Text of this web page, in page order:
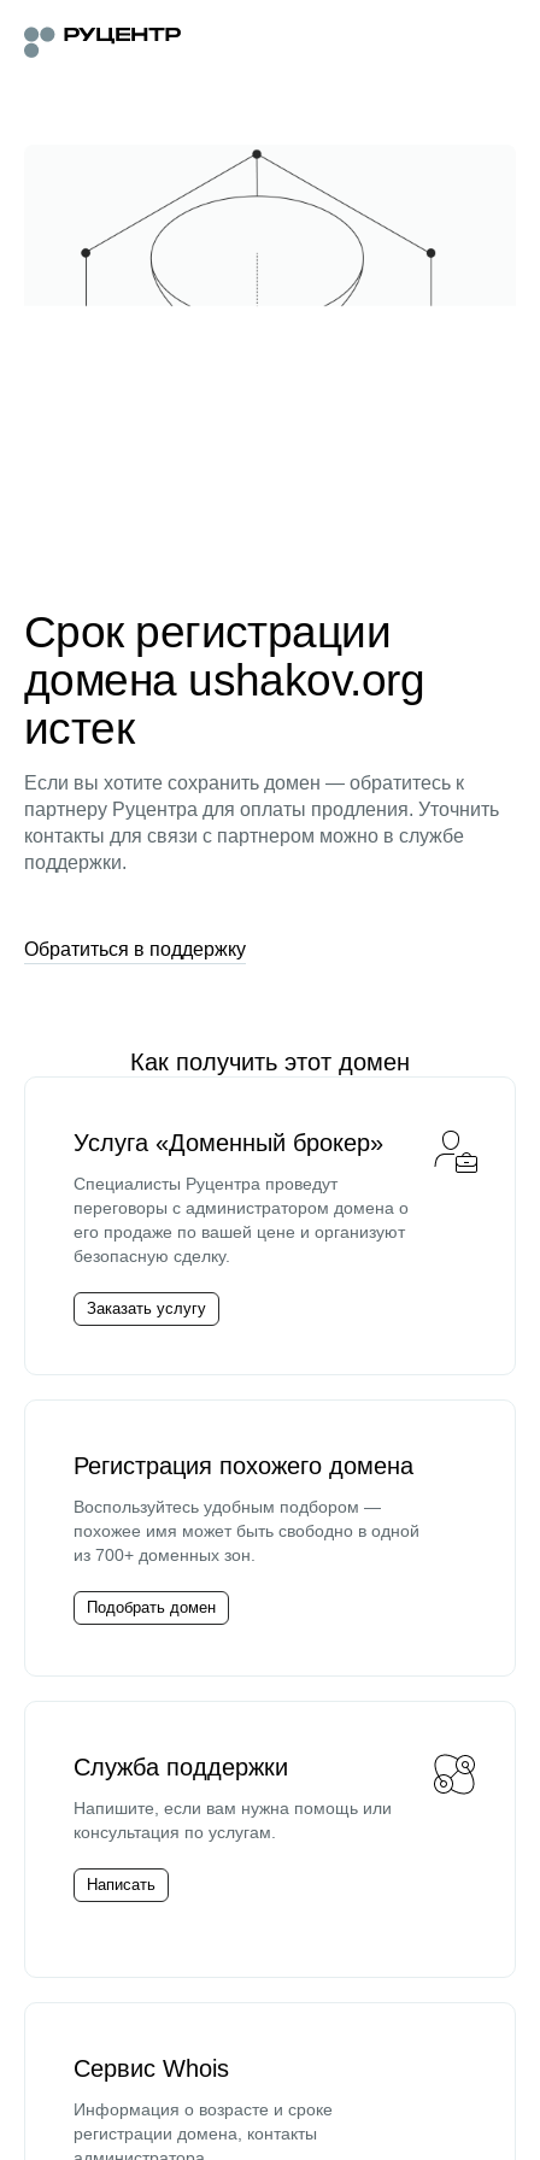
Срок регистрации
домена ushakov.org
истек
Если вы хотите сохранить домен — обратитесь к
партнеру Руцентра для оплаты продления. Уточнить
контакты для связи с партнером можно в службе
поддержки.
Обратиться в поддержку
Как получить этот домен
Услуга «Доменный брокер»
Специалисты Руцентра проведут
переговоры с администратором домена о
его продаже по вашей цене и организуют
безопасную сделку.
Заказать услугу
Регистрация похожего домена
Воспользуйтесь удобным подбором —
похожее имя может быть свободно в одной
из 700+ доменных зон.
Подобрать домен
Служба поддержки
Напишите, если вам нужна помощь или
консультация по услугам.
Написать
Сервис Whois
Информация о возрасте и сроке
регистрации домена, контакты